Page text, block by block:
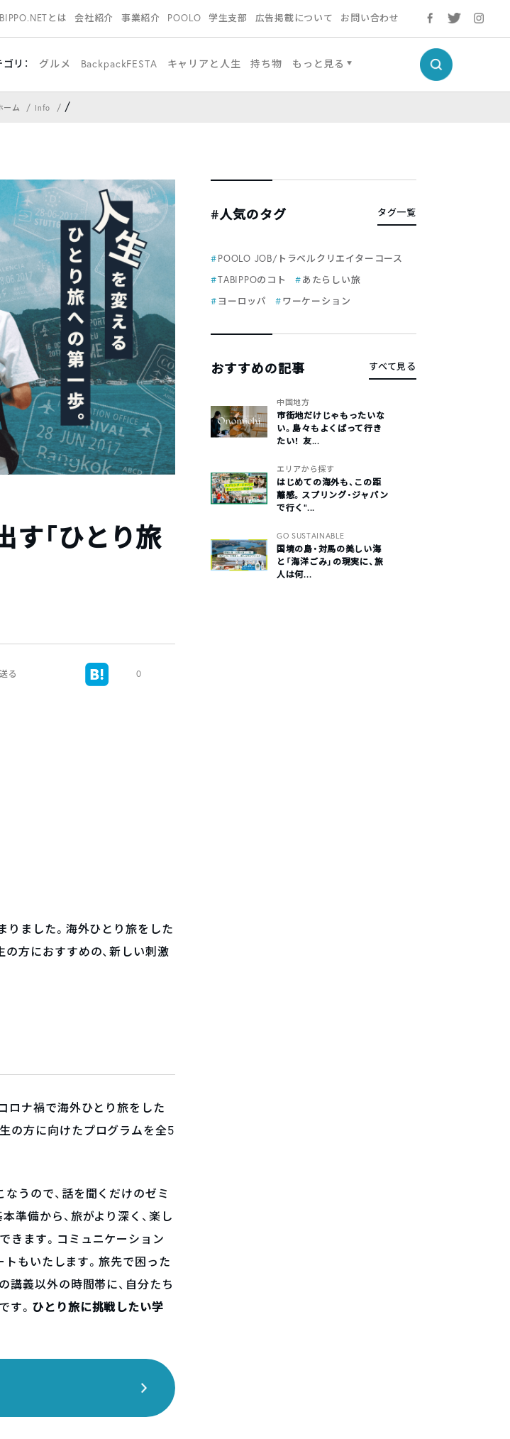
とは 会社紹介 事業紹介 POOLO 学生支部 広告掲載について お問い合わせ
リ： グルメ BackpackFESTA キャリアと人生 持ち物 もっと見る
ーム Info /
す「ひとり旅
る 0
りました。海外ひとり旅をした
方におすすめの、新しい刺激
ロナ禍で海外ひとり旅をした
の方に向けたプログラムを全5
うので、話を聞くだけのゼミ
準備から、旅がより深く、楽し
きます。コミュニケーション
もいたします。旅先で困った
講義以外の時間帯に、自分たち
す。 ひとり旅に挑戦したい学
#人気のタグ タグ一覧
POOLO JOB/トラベルクリエイターコース
TABIPPOのコト
あたらしい旅
ヨーロッパ
ワーケーション
おすすめの記事 すべて見る
中国地方
市街地だけじゃもったいな
い。島々もよくばって行き
たい！ 友...
エリアから探す
はじめての海外も、この距
離感。スプリング・ジャパン
で行く“...
GO SUSTAINABLE
国境の島・対馬の美しい海
と「海洋ごみ」の現実に、旅
人は何...